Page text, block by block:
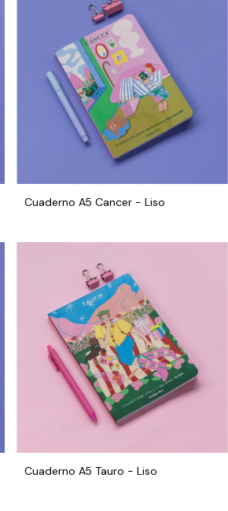
Cuaderno A5 Cancer - Liso
Cuaderno A5 Tauro - Liso